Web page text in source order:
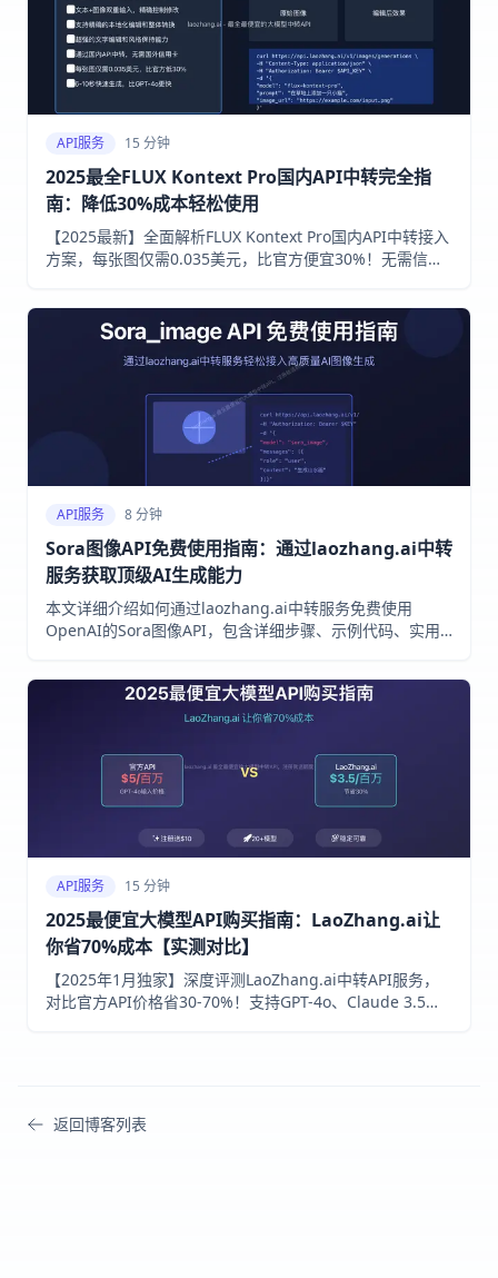
API服务 15 分钟
2025最全FLUX Kontext Pro国内API中转完全指
南：降低30%成本轻松使用
【2025最新】全面解析FLUX Kontext Pro国内API中转接入
方案，每张图仅需0.035美元，比官方便宜30%！无需信用
用示例
API服务 8 分钟
Sora图像API免费使用指南：通过laozhang.ai中转
服务获取顶级AI生成能力
本文详细介绍如何通过laozhang.ai中转服务免费使用
OpenAI的Sora图像API，包含详细步骤、示例代码、实用
有效！
API服务 15 分钟
2025最便宜大模型API购买指南：LaoZhang.ai让
你省70%成本【实测对比】
【2025年1月独家】深度评测LaoZhang.ai中转API服务，
对比官方API价格省30-70%！支持GPT-4o、Claude 3.5、
返回博客列表